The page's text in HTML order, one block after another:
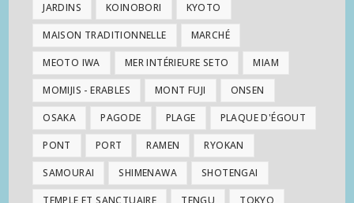
JARDINS KOINOBORI KYOTO
MAISON TRADITIONNELLE MARCHÉ
MEOTO IWA MER INTÉRIEURE SETO MIAM
MOMIJIS - ERABLES MONT FUJI ONSEN
OSAKA PAGODE PLAGE PLAQUE D'ÉGOUT
PONT PORT RAMEN RYOKAN
SAMOURAI SHIMENAWA SHOTENGAI